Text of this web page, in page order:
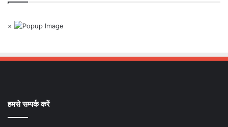
×
हमसे सम्पर्क करें